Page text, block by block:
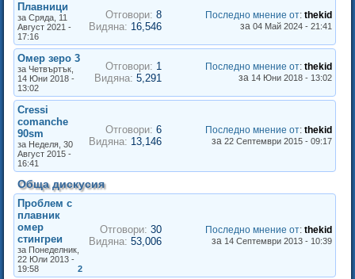
Плавници
Отговори: 8
Видяна: 16,546
Последно мнение от: thekid
за 04 Май 2024 - 21:41
за Сряда, 11
Август 2021 -
17:16
Омер зеро 3
Отговори: 1
Видяна: 5,291
Последно мнение от: thekid
за 14 Юни 2018 - 13:02
за Четвъртък,
14 Юни 2018 -
13:02
Cressi
comanche
90sm
Отговори: 6
Видяна: 13,146
Последно мнение от: thekid
за 22 Септември 2015 - 09:17
за Неделя, 30
Август 2015 -
16:41
Обща дискусия
Проблем с
плавник
омер
стингреи
Отговори: 30
Видяна: 53,006
Последно мнение от: thekid
за 14 Септември 2013 - 10:39
за Понеделник,
22 Юли 2013 -
19:58
2